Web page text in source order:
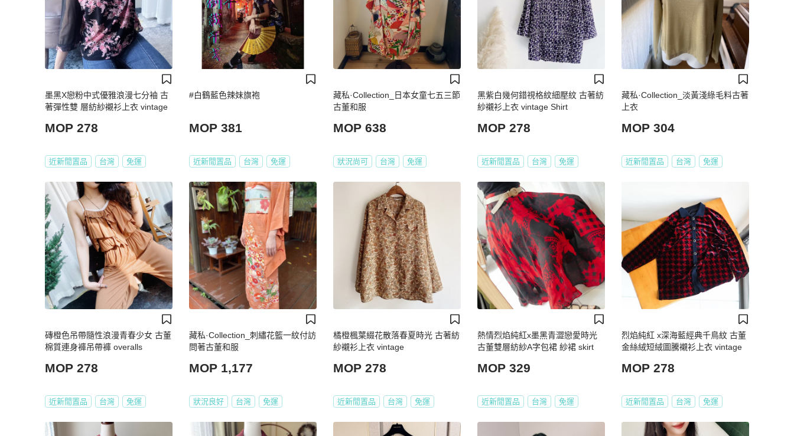
墨黑X戀粉中式優雅浪漫七分袖 古
著彈性雙 層紡紗襯衫上衣 vintage
MOP 278
近新閒置品 台灣 免運
#白鶴藍色辣妹旗袍
MOP 381
近新閒置品 台灣 免運
藏私·Collection_日本女童七五三節
古董和服
MOP 638
狀況尚可 台灣 免運
黑紫白幾何錯視格紋細壓紋 古著紡
紗襯衫上衣 vintage Shirt
MOP 278
近新閒置品 台灣 免運
藏私·Collection_淡黃淺綠毛料古著
上衣
MOP 304
近新閒置品 台灣 免運
磚橙色吊帶隨性浪漫青春少女 古董
棉質連身褲吊帶褲 overalls
MOP 278
近新閒置品 台灣 免運
藏私·Collection_刺繡花籃一紋付訪
問著古董和服
MOP 1,177
狀況良好 台灣 免運
橘橙楓葉綴花散落春夏時光 古著紡
紗襯衫上衣 vintage
MOP 278
近新閒置品 台灣 免運
熱情烈焰純紅x墨黑青澀戀愛時光
古董雙層紡紗A字包裙 紗裙 skirt
MOP 329
近新閒置品 台灣 免運
烈焰純紅 x深海藍經典千鳥紋 古董
金絲絨短絨圖騰襯衫上衣 vintage
MOP 278
近新閒置品 台灣 免運